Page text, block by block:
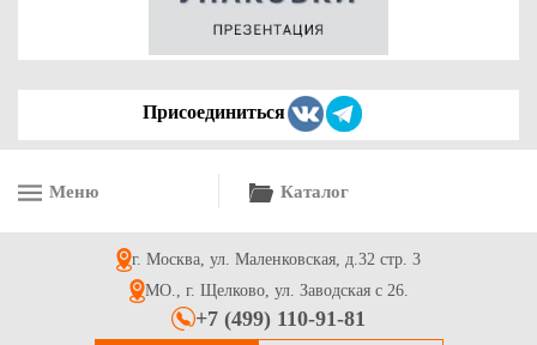
Лента атласная в рулоне 25мм*23м (8261) светло-
Присоединиться
Меню Каталог
г. Москва, ул. Маленковская, д.32 стр. 3
МО., г. Щелково, ул. Заводская с 26.
+7 (499) 110-91-81